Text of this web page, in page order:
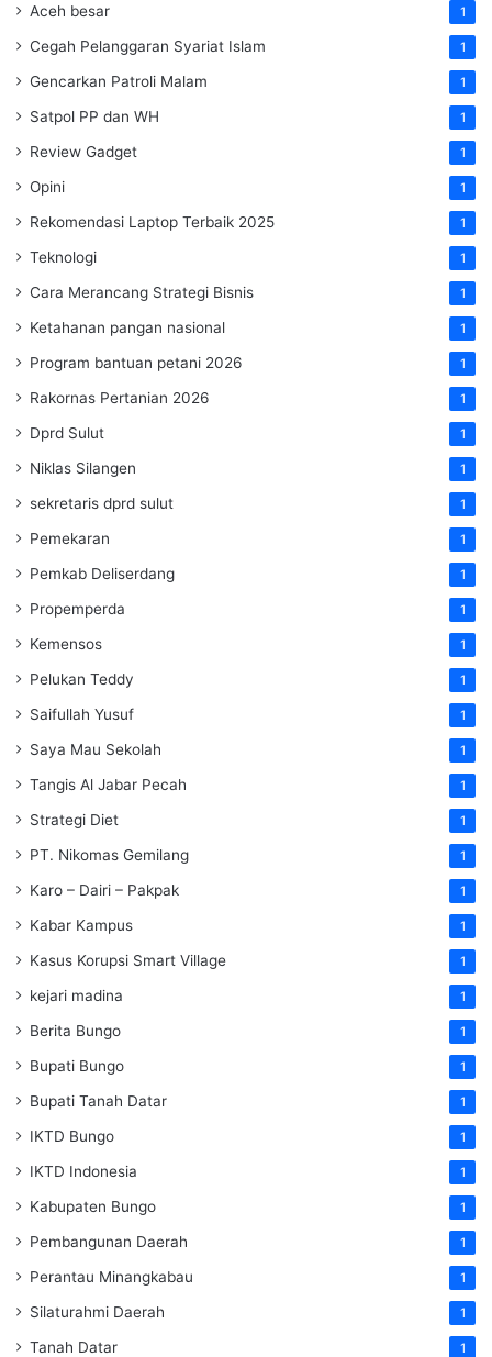
Aceh besar 1
Cegah Pelanggaran Syariat Islam 1
Gencarkan Patroli Malam 1
Satpol PP dan WH 1
Review Gadget 1
Opini 1
Rekomendasi Laptop Terbaik 2025 1
Teknologi 1
Cara Merancang Strategi Bisnis 1
Ketahanan pangan nasional 1
Program bantuan petani 2026 1
Rakornas Pertanian 2026 1
Dprd Sulut 1
Niklas Silangen 1
sekretaris dprd sulut 1
Pemekaran 1
Pemkab Deliserdang 1
Propemperda 1
Kemensos 1
Pelukan Teddy 1
Saifullah Yusuf 1
Saya Mau Sekolah 1
Tangis Al Jabar Pecah 1
Strategi Diet 1
PT. Nikomas Gemilang 1
Karo – Dairi – Pakpak 1
Kabar Kampus 1
Kasus Korupsi Smart Village 1
kejari madina 1
Berita Bungo 1
Bupati Bungo 1
Bupati Tanah Datar 1
IKTD Bungo 1
IKTD Indonesia 1
Kabupaten Bungo 1
Pembangunan Daerah 1
Perantau Minangkabau 1
Silaturahmi Daerah 1
Tanah Datar 1